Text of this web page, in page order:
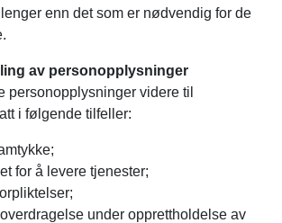
enn det som er nødvendig for de
av personopplysninger
personopplysninger videre til
i følgende tilfeller:
for å levere tjenester;
under opprettholdelse av